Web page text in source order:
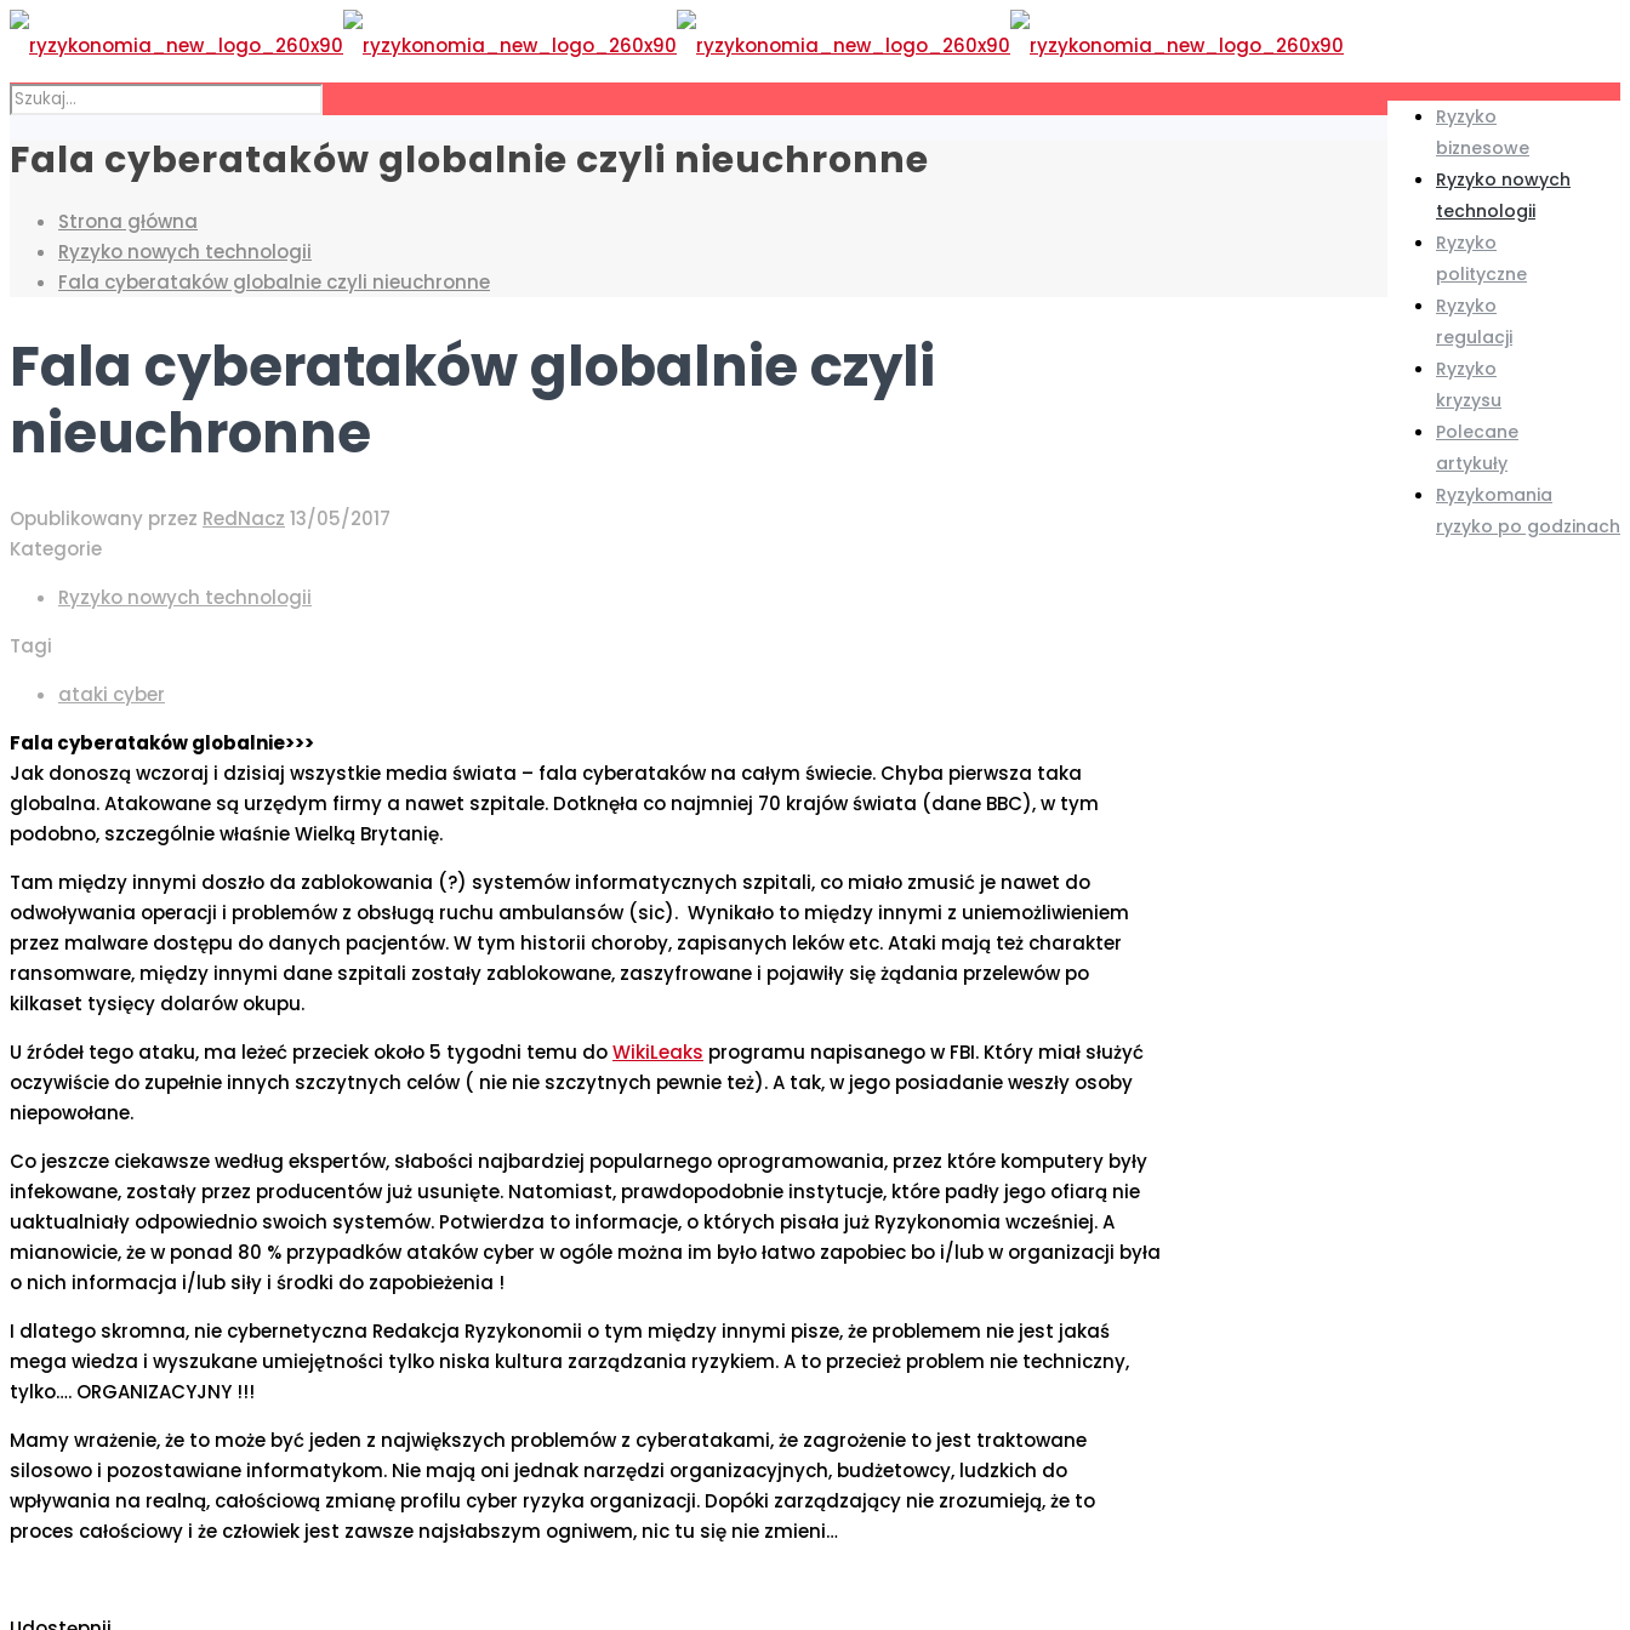
Ryzyko
biznesowe
Ryzyko nowych
technologii
Ryzyko
polityczne
Ryzyko
regulacji
Ryzyko
kryzysu
Polecane
artykuły
Ryzykomania
ryzyko po godzinach
Fala cyberataków globalnie czyli nieuchronne
Strona główna
Ryzyko nowych technologii
Fala cyberataków globalnie czyli nieuchronne
Fala cyberataków globalnie czyli
nieuchronne
Opublikowany przez RedNacz 13/05/2017
Kategorie
Ryzyko nowych technologii
Tagi
ataki cyber
Fala cyberataków globalnie>>>
Jak donoszą wczoraj i dzisiaj wszystkie media świata – fala cyberataków na całym świecie. Chyba pierwsza taka
globalna. Atakowane są urzędym firmy a nawet szpitale. Dotknęła co najmniej 70 krajów świata (dane BBC), w tym
podobno, szczególnie właśnie Wielką Brytanię.
Tam między innymi doszło da zablokowania (?) systemów informatycznych szpitali, co miało zmusić je nawet do
odwoływania operacji i problemów z obsługą ruchu ambulansów (sic). Wynikało to między innymi z uniemożliwieniem
przez malware dostępu do danych pacjentów. W tym historii choroby, zapisanych leków etc. Ataki mają też charakter
ransomware, między innymi dane szpitali zostały zablokowane, zaszyfrowane i pojawiły się żądania przelewów po
kilkaset tysięcy dolarów okupu.
U źródeł tego ataku, ma leżeć przeciek około 5 tygodni temu doWikiLeaks programu napisanego w FBI. Który miał służyć
oczywiście do zupełnie innych szczytnych celów ( nie nie szczytnych pewnie też). A tak, w jego posiadanie weszły osoby
niepowołane.
Co jeszcze ciekawsze według ekspertów, słabości najbardziej popularnego oprogramowania, przez które komputery były
infekowane, zostały przez producentów już usunięte. Natomiast, prawdopodobnie instytucje, które padły jego ofiarą nie
uaktualniały odpowiednio swoich systemów. Potwierdza to informacje, o których pisała już Ryzykonomia wcześniej. A
mianowicie, że w ponad 80 % przypadków ataków cyber w ogóle można im było łatwo zapobiec bo i/lub w organizacji była
o nich informacja i/lub siły i środki do zapobieżenia !
I dlatego skromna, nie cybernetyczna Redakcja Ryzykonomii o tym między innymi pisze, że problemem nie jest jakaś
mega wiedza i wyszukane umiejętności tylko niska kultura zarządzania ryzykiem. A to przecież problem nie techniczny,
tylko…. ORGANIZACYJNY !!!
Mamy wrażenie, że to może być jeden z największych problemów z cyberatakami, że zagrożenie to jest traktowane
silosowo i pozostawiane informatykom. Nie mają oni jednak narzędzi organizacyjnych, budżetowcy, ludzkich do
wpływania na realną, całościową zmianę profilu cyber ryzyka organizacji. Dopóki zarządzający nie zrozumieją, że to
proces całościowy i że człowiek jest zawsze najsłabszym ogniwem, nic tu się nie zmieni…